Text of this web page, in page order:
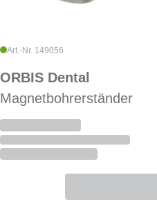
Art.-Nr. 149056
ORBIS Dental
Magnetbohrerständer